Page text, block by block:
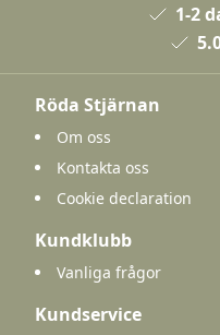
1-2
Röda Stjärnan
Om oss
Kontakta oss
Cookie declaration
Kundklubb
Vanliga frågor
Kundservice